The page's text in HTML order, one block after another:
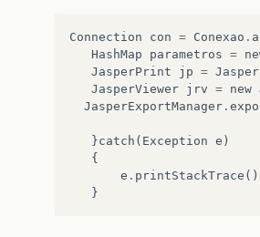
Connection con = Conexao .
HashMap
parametros =
JasperPrint
jp =
JasperViewer jrv = new
JasperExportManager .
}catch ( Exception e )
{
e . printStackTrace
}